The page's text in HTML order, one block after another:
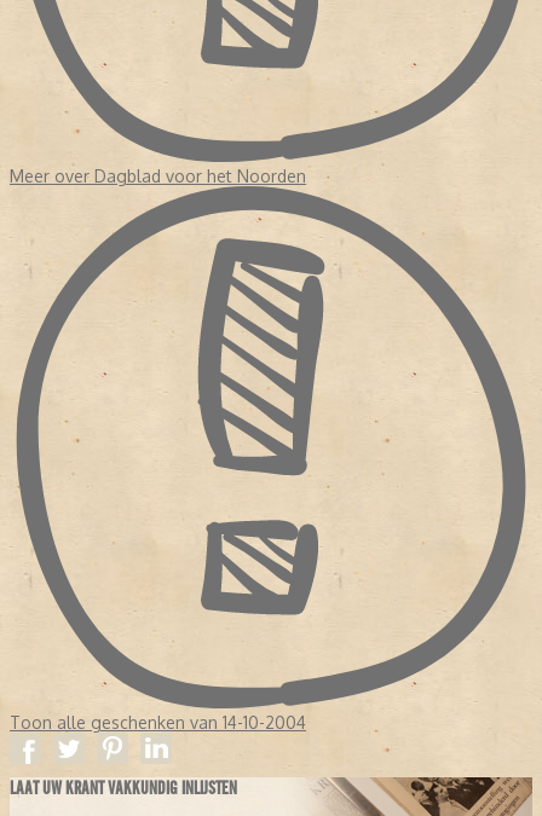
Meer over Dagblad voor het Noorden
Toon alle geschenken van 14-10-2004
LAAT UW KRANT VAKKUNDIG INLIJSTEN